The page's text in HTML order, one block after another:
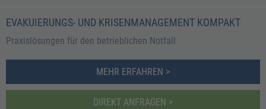
EVAKUIERUNGS- UND KRISENMANAGEMENT KOMPAKT
Praxislösungen für den betrieblichen Notfall
MEHR ERFAHREN >
DIREKT ANFRAGEN >